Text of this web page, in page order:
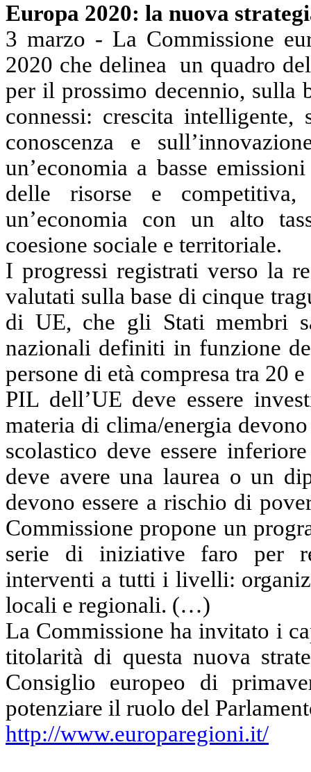
Europa 2020: la nuova
3 marzo - La Commissione
2020 che delinea un quadro
per il prossimo decennio, sulla
connessi: crescita intelligente,
conoscenza e
un’economia a basse
delle risorse e competitiva,
un’economia con un alto
coesione sociale e territoriale.
I progressi registrati verso la
valutati sulla base dicinque
di UE, che gli Stati membri
nazionali definiti in funzione
persone di età compresa tra 20
PIL dell’UE deve essere
materia di clima/energia
scolastico deve essere
deve avere una laurea o un
devono essere a rischio di
Commissione propone un
serie di iniziative faro per
interventi a tutti i livelli:
locali e regionali. (…)
La Commissione ha invitato i
titolarità di questa nuova
Consiglio europeo di
potenziare il ruolo del
http://www.europaregioni.it/